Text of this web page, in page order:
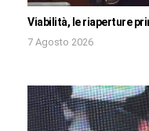
Viabilità, le riaperture
7 Agosto 2026